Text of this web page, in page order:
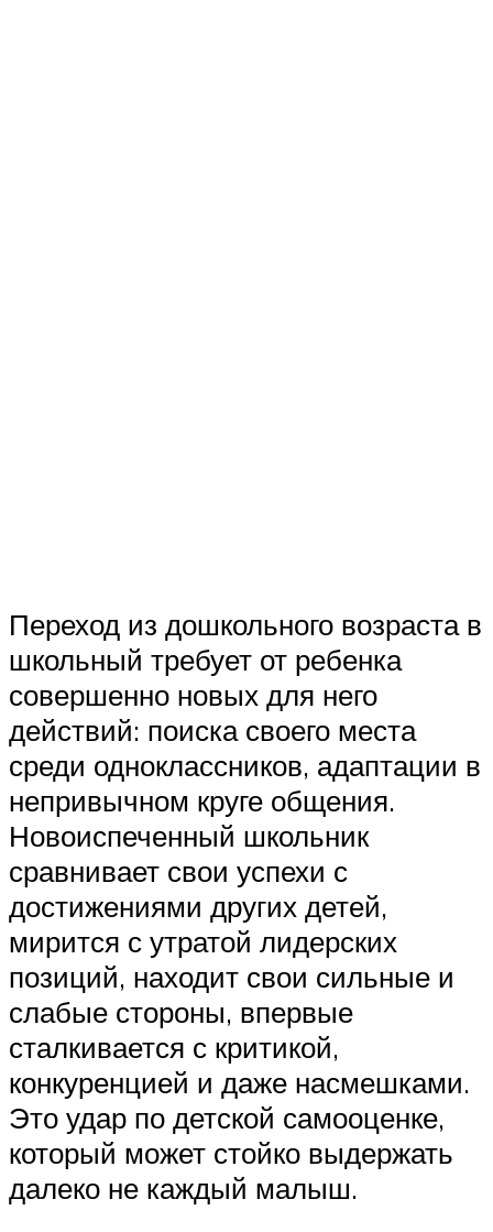
Переход из дошкольного возраста в
школьный требует от ребенка
совершенно новых для него
действий: поиска своего места
среди одноклассников, адаптации в
непривычном круге общения.
Новоиспеченный школьник
сравнивает свои успехи с
достижениями других детей,
мирится с утратой лидерских
позиций, находит свои сильные и
слабые стороны, впервые
сталкивается с критикой,
конкуренцией и даже насмешками.
Это удар по детской самооценке,
который может стойко выдержать
далеко не каждый малыш.